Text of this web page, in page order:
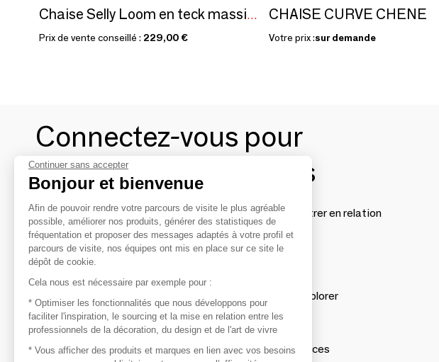
Chaise Selly Loom en teck massif et corde
Prix de vente conseillé : 229,00 €
CHAISE CURVE CHENE
Votre prix :sur demande
Connectez-vous pour
contacter les marques
Afin de profiter au mieux de l'expérience MOM et de rentrer en relation
avec vos marques préférées, créez-vous un compte.
Découvrir
Les produits de milliers de fournisseurs à explorer
S'inspirer
Inspiration et sélections de produits tendances
Continuer sans accepter
Bonjour et bienvenue
Afin de pouvoir rendre votre parcours de visite le plus agréable
possible, améliorer nos produits, générer des statistiques de
fréquentation et proposer des messages adaptés à votre profil et
parcours de visite, nos équipes ont mis en place sur ce site le
dépôt de cookie.
Cela nous est nécessaire par exemple pour :
* Optimiser les fonctionnalités que nous développons pour
faciliter l'inspiration, le sourcing et la mise en relation entre les
professionnels de la décoration, du design et de l'art de vivre
* Vous afficher des produits et marques en lien avec vos besoins